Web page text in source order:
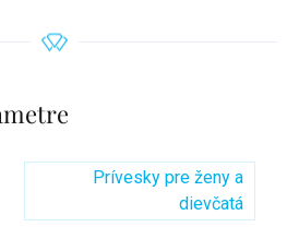
Prívesky pre ženy a
dievčatá